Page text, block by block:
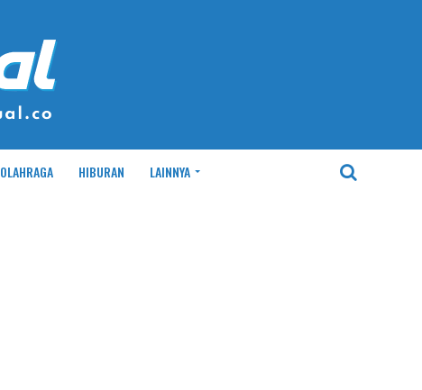
OLAHRAGA HIBURAN LAINNYA